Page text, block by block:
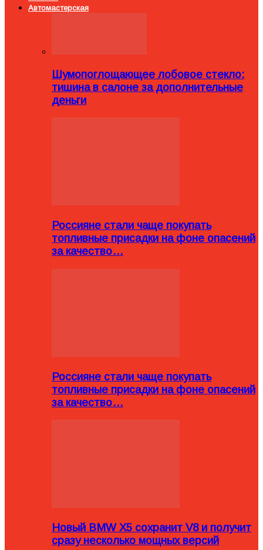
Автомастерская
Шумопоглощающее лобовое стекло:
тишина в салоне за дополнительные
деньги
Россияне стали чаще покупать
топливные присадки на фоне опасений
за качество…
Россияне стали чаще покупать
топливные присадки на фоне опасений
за качество…
Новый BMW X5 сохранит V8 и получит
сразу несколько мощных версий